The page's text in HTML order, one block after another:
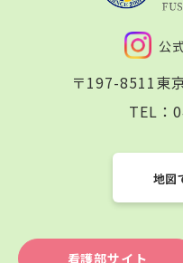
公
〒197-8511東
TEL：
地図
看護部サイト